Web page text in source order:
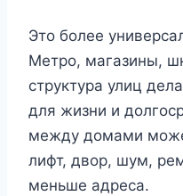
Это более
Метро, магазины,
структура улиц
для жизни и
между домами
лифт, двор, шум,
меньше адреса.